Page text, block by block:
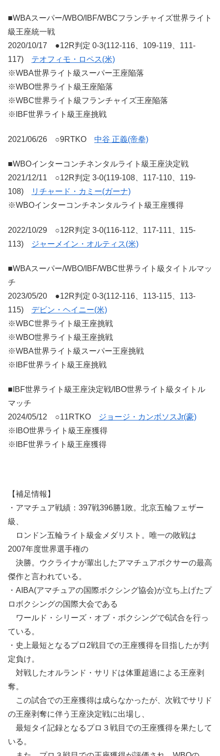
■WBAスーパー/WBO/IBF/WBCフランチャイズ世界ライト
級王座統一戦
2020/10/17 ●12R判定 0-3(112-116、109-119、111-
117) テオフィモ・ロペス(米)
※WBA世界ライト級スーパー王座陥落
※WBO世界ライト級王座陥落
※WBC世界ライト級フランチャイズ王座陥落
※IBF世界ライト級王座挑戦
2021/06/26 ○9RTKO 中谷 正義(帝拳)
■WBOインターコンチネンタルライト級王座決定戦
2021/12/11 ○12R判定 3-0(119-108、117-110、119-
108)
リチャード・カミー(ガーナ)
※WBOインターコンチネンタルライト級王座獲得
2022/10/29 ○12R判定 3-0(116-112、117-111、115-
113)
ジャーメイン・オルティス(米)
■WBAスーパー/WBO/IBF/WBC世界ライト級タイトルマッ
チ
2023/05/20 ●12R判定 0-3(112-116、113-115、113-
115) デビン・ヘイニー(米)
※WBC世界ライト級王座挑戦
※WBO世界ライト級王座挑戦
※WBA世界ライト級スーパー王座挑戦
※IBF世界ライト級王座挑戦
■IBF世界ライト級王座決定戦/IBO世界ライト級タイトル
マッチ
2024/05/12 ○11RTKO
ジョージ・カンボソスJr(豪)
※IBO世界ライト級王座獲得
※IBF世界ライト級王座獲得
【補足情報】
・アマチュア戦績：397戦396勝1敗。北京五輪フェザー
級、
ロンドン五輪ライト級金メダリスト。唯一の敗戦は
2007年度世界選手権の
決勝。ウクライナが輩出したアマチュアボクサーの最高
傑作と言われている。
・AIBA(アマチュアの国際ボクシング協会)が立ち上げたプ
ロボクシングの国際大会である
ワールド・シリーズ・オブ・ボクシングで6試合を行っ
ている。
・史上最短となるプロ2戦目での王座獲得を目指したが判
定負け。
対戦したオルランド・サリドは体重超過による王座剥
奪。
この試合での王座獲得は成らなかったが、次戦でサリド
の王座剥奪に伴う王座決定戦に出場し、
最短タイ記録となるプロ３戦目での王座獲得を果たして
いる。